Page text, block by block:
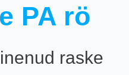
PA rö
raske